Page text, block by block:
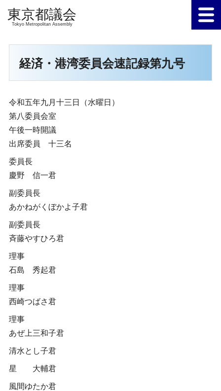
Tokyo Metropolitan Assembly
経済・港湾委員会速記録第九号
令和五年九月十三日（水曜日）
第八委員会室
午後一時開議
出席委員 十三名
委員長
慶野 信一君
副委員長
あかねがくぼかよ子君
副委員長
斉藤やすひろ君
理事
石島 秀起君
理事
西崎つばさ君
理事
あぜ上三和子君
清水とし子君
星 大輔君
風間ゆたか君